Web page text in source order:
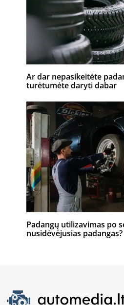
Ar dar nepasikeitėte
turėtumėte daryti dabar
Padangų utilizavimas po
nusidėvėjusias padangas?